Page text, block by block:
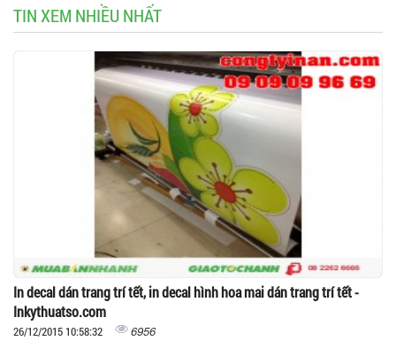
TIN XEM NHIỀU NHẤT
In decal dán trang trí tết, in decal hình hoa mai dán trang trí tết -
Inkythuatso.com
26/12/2015 10:58:32 6956